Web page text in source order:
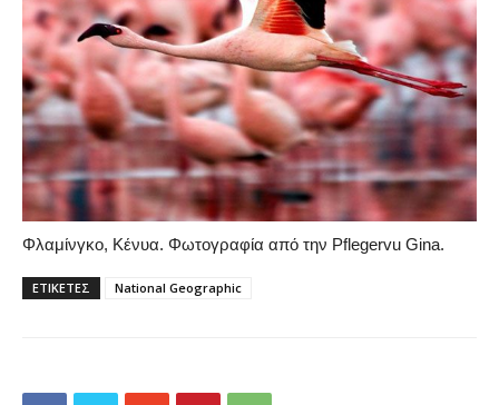
Φλαμίνγκο, Κένυα. Φωτογραφία από την Pflegervu Gina.
ΕΤΙΚΕΤΕΣ National Geographic